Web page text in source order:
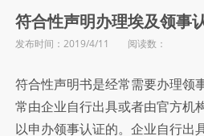
明
办
理
符合性声明办理埃及领事
发布时间：2019/4/11 阅读数：
符合性声明书是经常需要办理领
常由企业自行出具或者由官方机
以申办领事认证的。企业自行出